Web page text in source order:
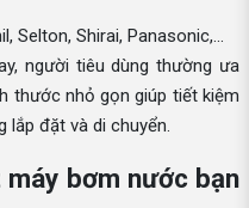
Selton, Shirai, Panasonic,...
người tiêu dùng thường ưa
thước nhỏ gọn giúp tiết kiệm
lắp đặt và di chuyển.
bơm nước bạn